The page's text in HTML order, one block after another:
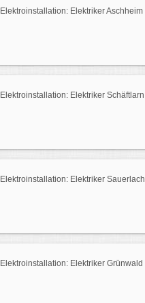
Elektroinstallation: Elektriker Aschheim
Elektroinstallation: Elektriker Schäftlarn
Elektroinstallation: Elektriker Sauerlach
Elektroinstallation: Elektriker Grünwald